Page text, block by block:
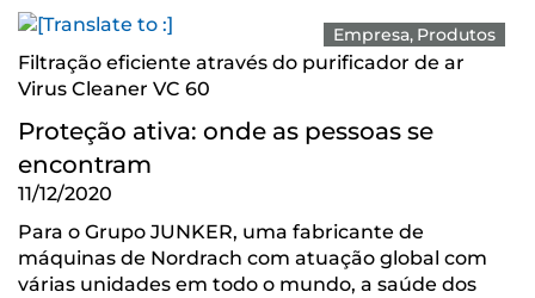
Empresa Produtos
Filtração eficiente através do purificador de ar
Virus Cleaner VC 60
Proteção ativa: onde as pessoas se
encontram
11/12/2020
Para o Grupo JUNKER, uma fabricante de
máquinas de Nordrach com atuação global com
várias unidades em todo o mundo, a saúde dos